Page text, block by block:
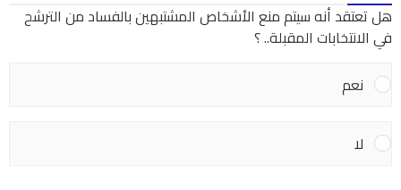
هل تعتقد أنه سيتم منع الأشخاص المشتبهين بالفساد من الترشح
في الانتخابات المقبلة.. ؟
نعم
لا